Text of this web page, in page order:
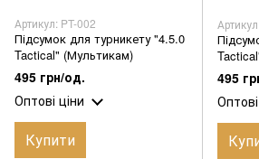
Артикул: PT-002
Підсумок для турникету "4.5.0
Tactical" (Мультикам)
495 грн/од.
Оптові ціни
Купити
495